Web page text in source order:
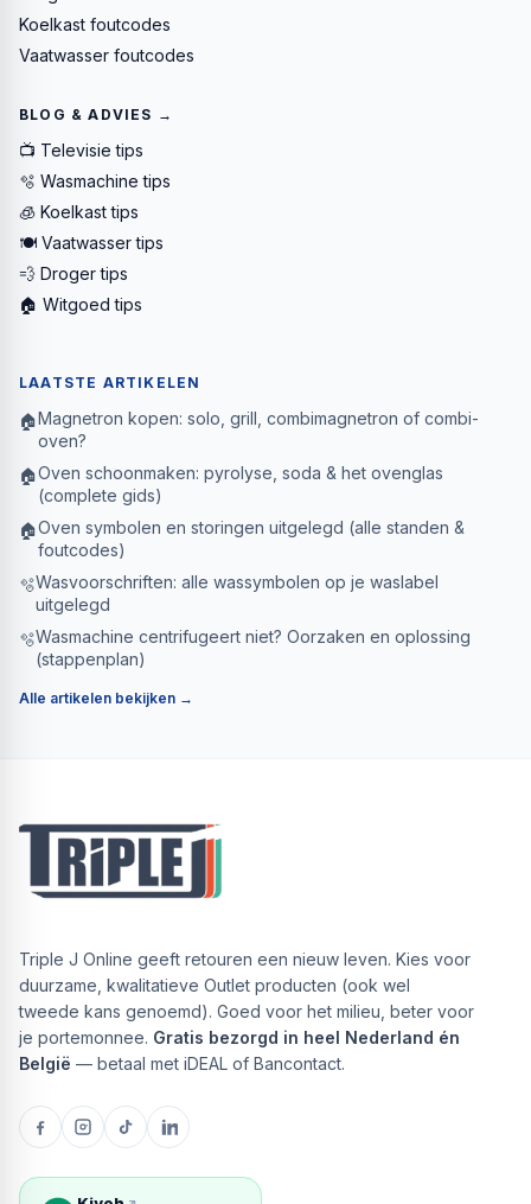
Koelkast foutcodes
Vaatwasser foutcodes
BLOG & ADVIES →
📺 Televisie tips
🫧 Wasmachine tips
🧊 Koelkast tips
🍽️ Vaatwasser tips
💨 Droger tips
🏠 Witgoed tips
LAATSTE ARTIKELEN
🏠Magnetron kopen: solo, grill, combimagnetron of combi-
oven?
🏠Oven schoonmaken: pyrolyse, soda & het ovenglas
(complete gids)
🏠Oven symbolen en storingen uitgelegd (alle standen &
foutcodes)
🫧Wasvoorschriften: alle wassymbolen op je waslabel
uitgelegd
🫧Wasmachine centrifugeert niet? Oorzaken en oplossing
(stappenplan)
Alle artikelen bekijken →
Triple J Online geeft retouren een nieuw leven. Kies voor
duurzame, kwalitatieve Outlet producten (ook wel
tweede kans genoemd). Goed voor het milieu, beter voor
je portemonnee. Gratis bezorgd in heel Nederland én
België — betaal met iDEAL of Bancontact.